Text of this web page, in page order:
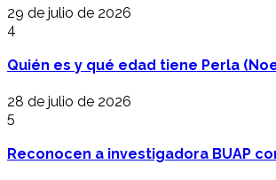
29 de julio de 2026
4
Quién es y qué edad tiene Perla
28 de julio de 2026
5
Reconocen a investigadora BUAP